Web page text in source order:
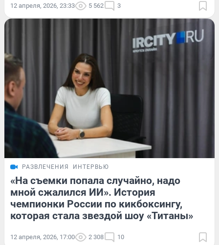
12 апреля, 2026, 23:33 5 562 3
РАЗВЛЕЧЕНИЯ ИНТЕРВЬЮ
«На съемки попала случайно, надо
мной сжалился ИИ». История
чемпионки России по кикбоксингу,
которая стала звездой шоу «Титаны»
12 апреля, 2026, 17:00 2 308 10